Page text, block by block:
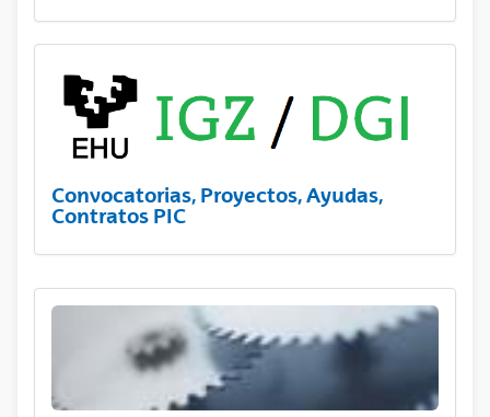
Convocatorias, Proyectos, Ayudas,
Contratos PIC